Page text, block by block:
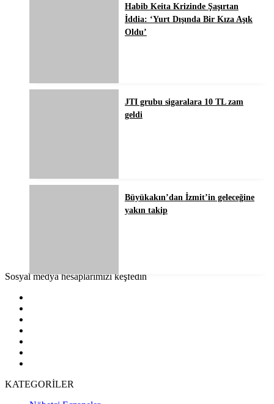
Habib Keita Krizinde Şaşırtan
İddia: ‘Yurt Dışında Bir Kıza Aşık
Oldu’
JTI grubu sigaralara 10 TL zam
geldi
Büyükakın’dan İzmit’in geleceğine
yakın takip
Sosyal medya hesaplarımızı keşfedin
KATEGORİLER